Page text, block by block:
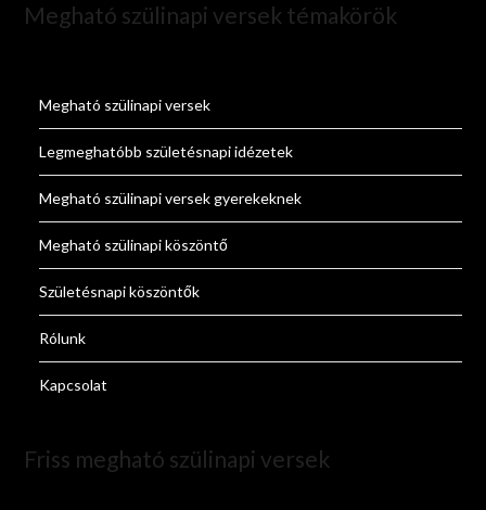
Megható szülinapi versek témakörök
Megható szülinapi versek
Legmeghatóbb születésnapi idézetek
Megható szülinapi versek gyerekeknek
Megható szülinapi köszöntő
Születésnapi köszöntők
Rólunk
Kapcsolat
Friss megható szülinapi versek